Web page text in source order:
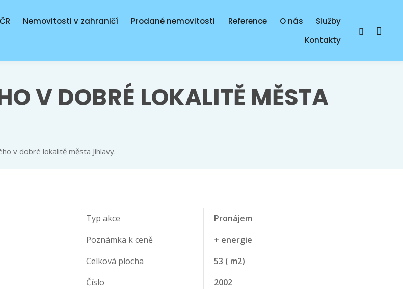
Nemovitosti v zahraničí Prodané nemovitosti Reference O nás
Služby
Kontakty
V DOBRÉ LOKALITĚ MĚSTA
v dobré lokalitě města Jihlavy.
Typ akce
Pronájem
Poznámka k ceně
+ energie
Celková plocha
53 ( m2)
Číslo
2002